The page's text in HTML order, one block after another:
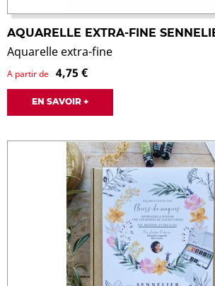
AQUARELLE EXTRA-FINE
Aquarelle extra-fine
A partir de 4,75 €
EN SAVOIR +